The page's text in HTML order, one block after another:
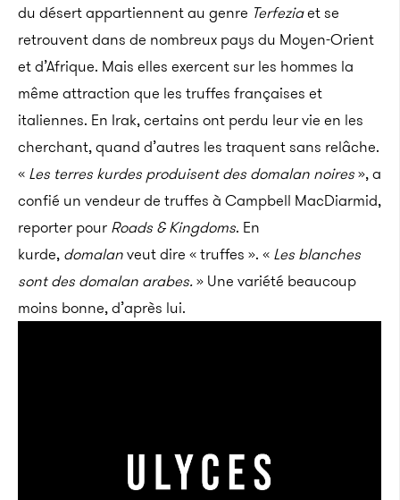
du désert appartiennent au genre Terfeziaet se
retrouvent dans de nombreux pays du Moyen-Orient
et d’Afrique. Mais elles exercent sur les hommes la
même attraction que les truffes françaises et
italiennes. En Irak, certains ont perdu leur vie en les
cherchant, quand d’autres les traquent sans relâche.
« Les terres kurdes produisent des domalan noires», a
confié un vendeur de truffes à Campbell MacDiarmid,
reporter pour Roads & Kingdoms. En
kurde, domalanveut dire « truffes ». « Les blanches
sont des domalan arabes.» Une variété beaucoup
moins bonne, d’après lui.